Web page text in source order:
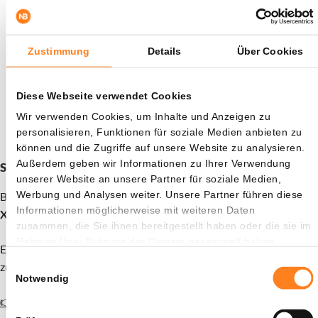
Zustimmung Details Über Cookies
Diese Webseite verwendet Cookies
Wir verwenden Cookies, um Inhalte und Anzeigen zu
personalisieren, Funktionen für soziale Medien anbieten zu
können und die Zugriffe auf unsere Website zu analysieren.
Außerdem geben wir Informationen zu Ihrer Verwendung
unserer Website an unsere Partner für soziale Medien,
Werbung und Analysen weiter. Unsere Partner führen diese
Informationen möglicherweise mit weiteren Daten
zusammen, die Sie ihnen bereitgestellt haben oder die sie im
Einwilligungsauswahl
Notwendig
Damit entsteht laut Glassnode ein bemerkenswertes Bild:
Die Marktstruktur von Bitcoin wird stärker, während
Anleger gleichzeitig vorsichtig über das nächste große
Diese Kombination hält den Markt vorerst spannend.
Schon deine 15 XRP als Willkommensbonus beansprucht?
Bitvavo in Zusammenarbeit mit Newsbit bietet dir aktuell15
XRP als Geschenk. Die Aktion ist nur für kurze Zeit gültig.
Eröffne ein Konto und zahle mindestens 30€ ein, um den Bonus
zu erhalten.
👉 Konto eröffnen und 15 XRP gratis erhalten